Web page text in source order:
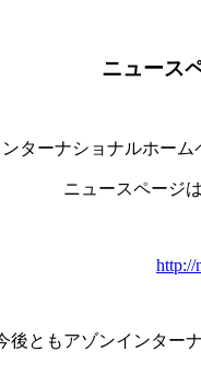
ニュース
ターナショナルホー
ニュースページ
http://
後ともアゾンインター